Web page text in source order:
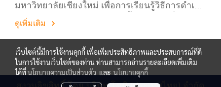
มหาวิทยาลัยเชียงใหม่ เพื่อการเรียนรู้วิธีการดำเนิน
การของสถานประกอบกิจการชั้นนำ และเยี่ยมชม
กระบวนการการผลิตของบริษัทฯ
ดูเพิ่มเติม
เว็บไซต์นี้มีการใช้งานคุกกี้ เพื่อเพิ่มประสิทธิภาพและประสบการณ์ที่ดี
ในการใช้งานเว็บไซต์ของท่าน ท่านสามารถอ่านรายละเอียดเพิ่มเติม
ได้ที่นโยบายความเป็นส่วนตัว และ นโยบายคุกกี้